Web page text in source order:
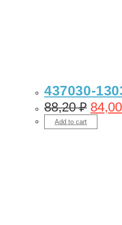
437030-
88,20₽ 84,00
Add to cart